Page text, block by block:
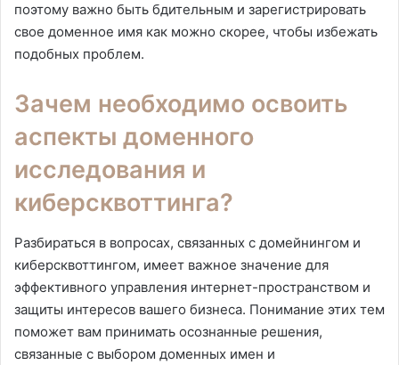
поэтому важно быть бдительным и зарегистрировать
свое доменное имя как можно скорее, чтобы избежать
подобных проблем.
Зачем необходимо освоить
аспекты доменного
исследования и
киберсквоттинга?
Разбираться в вопросах, связанных с домейнингом и
киберсквоттингом, имеет важное значение для
эффективного управления интернет-пространством и
защиты интересов вашего бизнеса. Понимание этих тем
поможет вам принимать осознанные решения,
связанные с выбором доменных имен и